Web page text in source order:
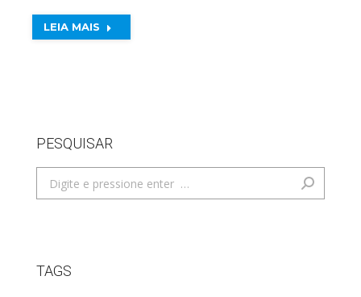
LEIA MAIS
PESQUISAR
Search:
TAGS